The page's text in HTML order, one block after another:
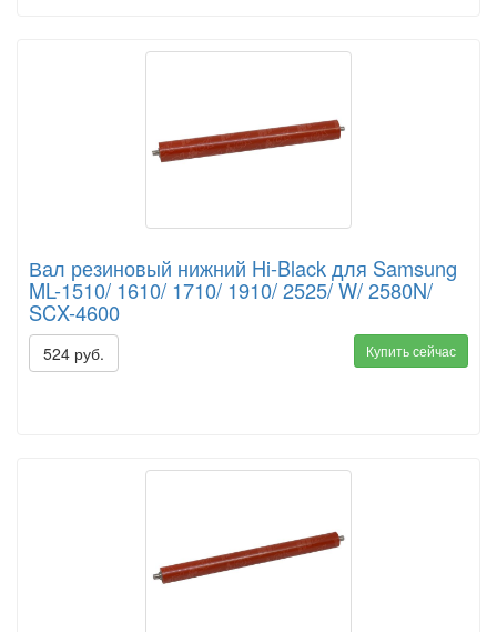
Вал резиновый нижний Hi-Black для Samsung
ML-1510/ 1610/ 1710/ 1910/ 2525/ W/ 2580N/
SCX-4600
524 руб. Купить сейчас